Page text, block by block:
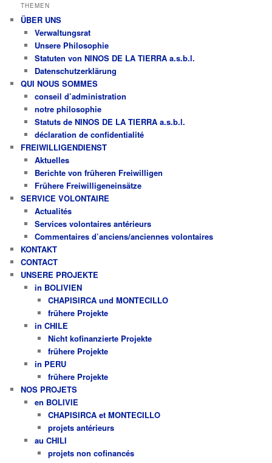
THEMEN
ÜBER UNS
Verwaltungsrat
Unsere Philosophie
Statuten von NINOS DE LA TIERRA a.s.b.l.
Datenschutzerklärung
QUI NOUS SOMMES
conseil d’administration
notre philosophie
Statuts de NINOS DE LA TIERRA a.s.b.l.
déclaration de confidentialité
FREIWILLIGENDIENST
Aktuelles
Berichte von früheren Freiwilligen
Frühere Freiwilligeneinsätze
SERVICE VOLONTAIRE
Actualités
Services volontaires antérieurs
Commentaires d’anciens/anciennes volontaires
KONTAKT
CONTACT
UNSERE PROJEKTE
in BOLIVIEN
CHAPISIRCA und MONTECILLO
frühere Projekte
in CHILE
Nicht kofinanzierte Projekte
frühere Projekte
in PERU
frühere Projekte
NOS PROJETS
en BOLIVIE
CHAPISIRCA et MONTECILLO
projets antérieurs
au CHILI
projets non cofinancés